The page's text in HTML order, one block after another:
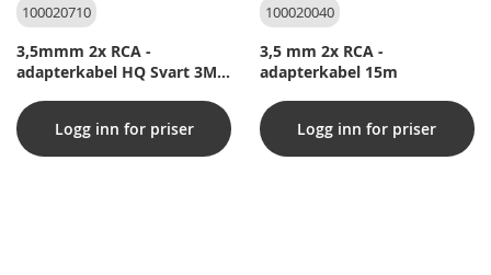
100020710
3,5mmm 2x RCA -
adapterkabel HQ Svart 3M -
Logg inn for priser
100020040
3,5 mm 2x RCA -
adapterkabel 15m
Logg inn for priser